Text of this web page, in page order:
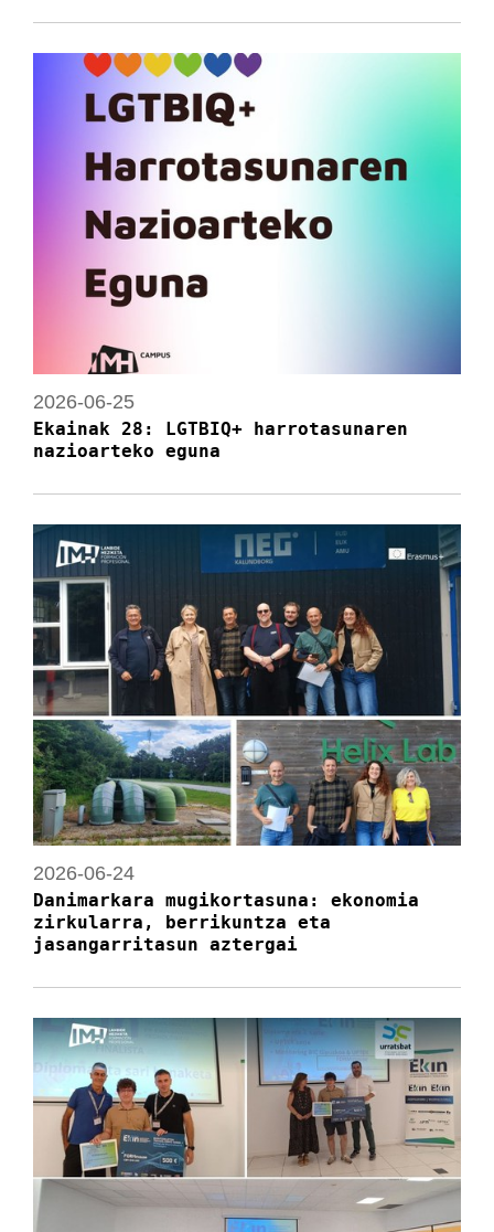
2026-06-25
Ekainak 28: LGTBIQ+ harrotasunaren
nazioarteko eguna
2026-06-24
Danimarkara mugikortasuna: ekonomia
zirkularra, berrikuntza eta
jasangarritasun aztergai